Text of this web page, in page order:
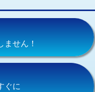
13,200円+材料費
16,500円+材料費
せん！
ぐに